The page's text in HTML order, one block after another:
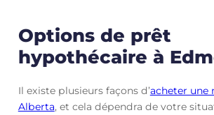
Options de prêt
hypothécaire à
Il existe plusieurs façons d’acheter une
Alberta, et cela dépendra de votre